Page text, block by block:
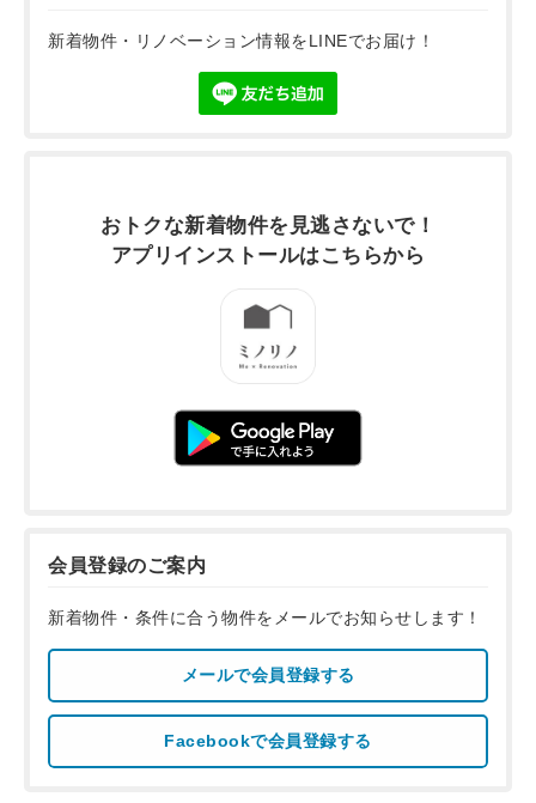
新着物件・リノベーション情報をLINEでお届け！
おトクな新着物件を 見逃さないで！
アプリインストールはこちらから
会員登録のご案内
新着物件・条件に合う物件をメールでお知らせします！
メールで会員登録する
Facebookで会員登録する